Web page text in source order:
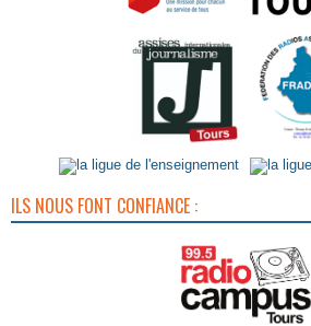
ILS NOUS FONT CONFIANCE :